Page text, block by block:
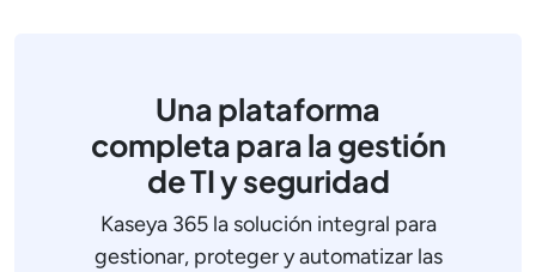
Una plataforma
completa para la gestión
de TI y seguridad
Kaseya 365 la solución integral para
gestionar, proteger y automatizar las